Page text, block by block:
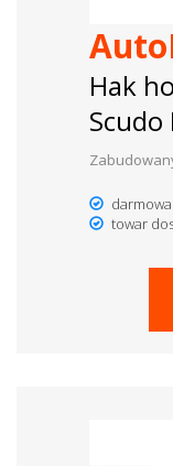
Hak
Scudo
darmowa
towar